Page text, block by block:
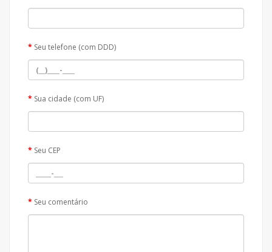
Seu telefone (com DDD)
Sua cidade (com UF)
Seu CEP
Seu comentário